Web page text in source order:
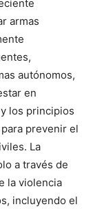
armas
autónomos,
en
los principios
prevenir el
La
a través de
la violencia
incluyendo el